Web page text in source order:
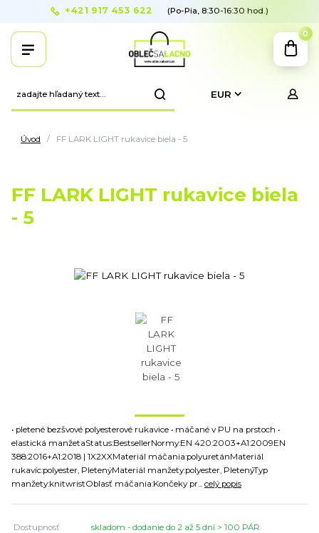
EUR
+421 917 453 622 (Po-Pia, 8:30-16:30 hod.)
0
Úvod FF LARK LIGHT rukavice biela - 5
FF LARK LIGHT rukavice biela
- 5
• pletené bezšvové polyesterové rukavice • máčané v PU na prstoch •
elastická manžetaStatus:BestsellerNormy:EN 420:2003+A1:2009EN
388:2016+A1:2018 | 1X2XXMateriál máčania:polyuretánMateriál
rukavíc:polyester, PletenýMateriál manžety:polyester, PletenýTyp
manžety:knitwristOblasť máčania:Končeky pr... celý popis
Dostupnosť skladom - dodanie do 2 až 5 dní > 100 PÁR